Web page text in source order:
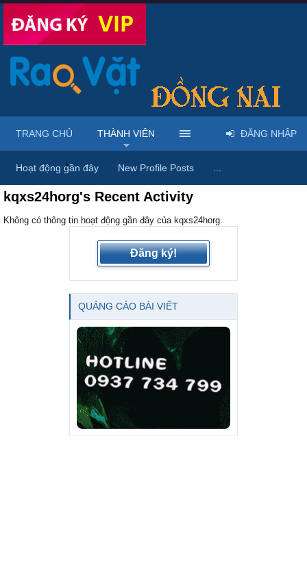
Trang chủ Thành viên
kqxs24horg's Recent Activity
Không có thông tin hoạt động gần đây của kqxs24horg.
Đăng ký!
QUẢNG CÁO BÀI VIẾT
TRANG CHỦ THÀNH VIÊN
Hoạt động gần đây New Profile Posts
ĐĂNG NHẬP